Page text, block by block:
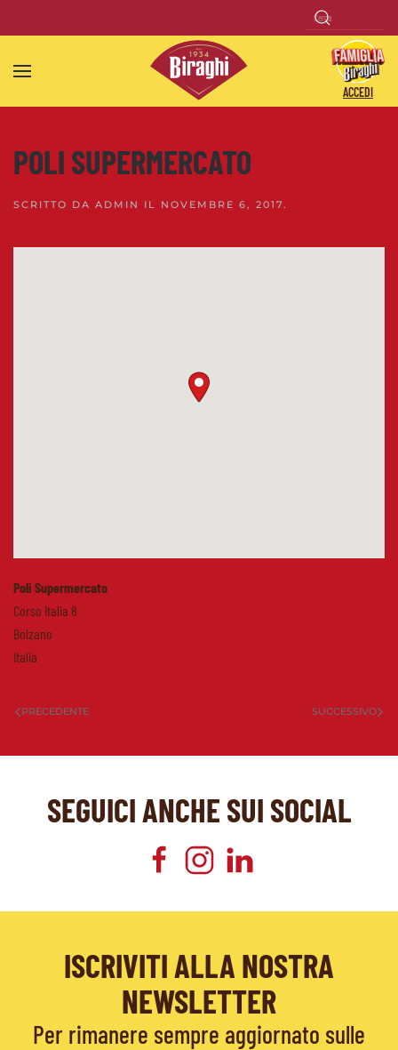
Skip to main content
ACCEDI
POLI SUPERMERCATO
SCRITTO DA ADMIN IL NOVEMBRE 6, 2017.
Poli Supermercato
Corso Italia 8
Bolzano
Italia
PRECEDENTE SUCCESSIVO
SEGUICI ANCHE SUI SOCIAL
ISCRIVITI ALLA NOSTRA
NEWSLETTER
Per rimanere sempre aggiornato sulle